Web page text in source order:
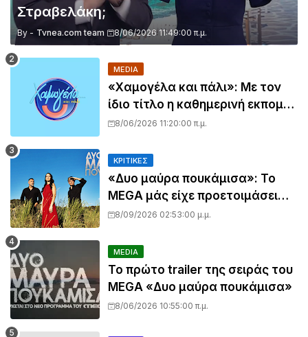
Στραβελάκη;
By - Tvnea.com team 8/06/2026 11:49:00 π.μ.
MEDIA
«Χαμογέλα και πάλι»: Με τον
ίδιο τίτλο η καθημερινή εκπομπή
της Σίσσυς Χρηστίδου στο
8/06/2026 11:20:00 π.μ.
ΚΡΙΤΙΚΈΣ
«Δυο μαύρα πουκάμισα»: Το
MEGA μάς είχε προετοιμάσει
για πολλά… το πρώτο τρέιλερ
8/09/2026 02:53:00 μ.μ.
MEDIA
Το πρώτο trailer της σειράς του
MEGA «Δυο μαύρα πουκάμισα»
8/06/2026 10:55:00 π.μ.